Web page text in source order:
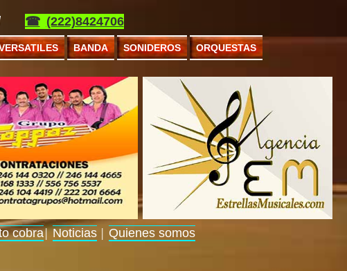
(222)8424706
BANDA SONIDEROS ORQUESTAS
cobra│ Noticias Quienes somos